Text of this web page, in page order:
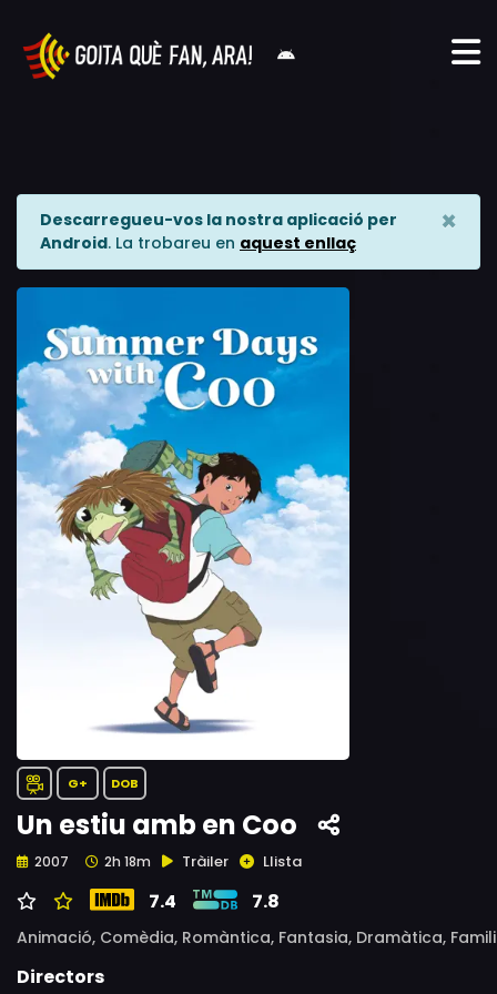
Descarregueu-vos la nostra aplicació per
Android. La trobareu en aquest enllaç
×
G+ DOB
Un estiu amb en Coo
2007 2h 18m Tràiler Llista
7.4 7.8
Animació, Comèdia, Romàntica, Fantasia, Dramàtica,
Directors